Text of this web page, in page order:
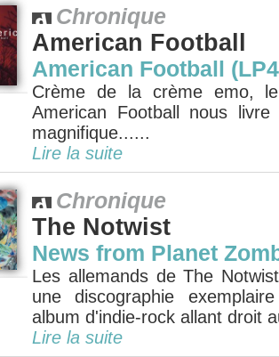
Chronique
American Football
American Football
Crème de la crème emo,
American Football nous
magnifique......
Lire la suite
Chronique
The Notwist
News from Planet
Les allemands de The
une discographie
album d'indie-rock allant droit
Lire la suite